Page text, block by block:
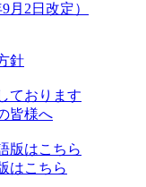
月2日改定）
針
ております
皆様へ
版はこちら
はこちら